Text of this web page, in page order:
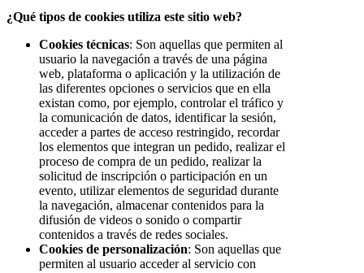
¿Qué tipos de cookies utiliza este sitio web?
Cookies técnicas: Son aquellas que permiten al
usuario la navegación a través de una página
web, plataforma o aplicación y la utilización de
las diferentes opciones o servicios que en ella
existan como, por ejemplo, controlar el tráfico y
la comunicación de datos, identificar la sesión,
acceder a partes de acceso restringido, recordar
los elementos que integran un pedido, realizar el
proceso de compra de un pedido, realizar la
solicitud de inscripción o participación en un
evento, utilizar elementos de seguridad durante
la navegación, almacenar contenidos para la
difusión de videos o sonido o compartir
contenidos a través de redes sociales.
Cookies de personalización: Son aquellas que
permiten al usuario acceder al servicio con